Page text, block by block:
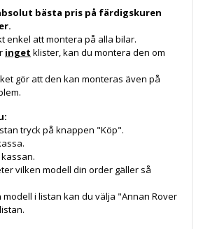
bästa pris på färdigskuren
enkel att montera på alla bilar.
inget klister, kan du montera den om
gör att den kan monteras även på
tryck på knappen "Köp".
vilken modell din order gäller så
i listan kan du välja "Annan Rover